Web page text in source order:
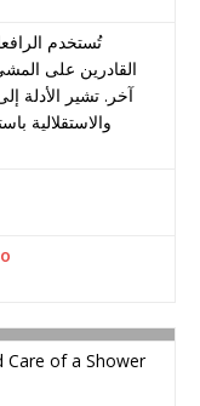
تُستخدم
القادرين على
آخر. تشير الأدلة
والاستقلالية
Care of a Shower